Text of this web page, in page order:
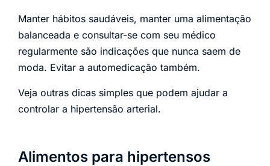
Manter hábitos saudáveis, manter uma alimentação
balanceada e consultar-se com seu médico
regularmente são indicações que nunca saem de
moda. Evitar a automedicação também.
Veja outras dicas simples que podem ajudar a
controlar a hipertensão arterial.
Alimentos para hipertensos